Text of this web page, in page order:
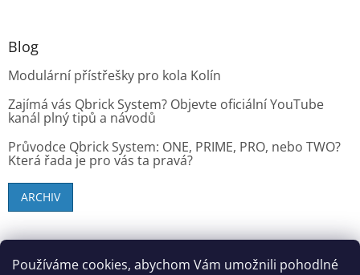
Používáme cookies, abychom Vám umožnili pohodlné
Blog
Modulární přístřešky pro kola Kolín
Zajímá vás Qbrick System? Objevte oficiální YouTube
kanál plný tipů a návodů
Průvodce Qbrick System: ONE, PRIME, PRO, nebo TWO?
Která řada je pro vás ta pravá?
ARCHIV